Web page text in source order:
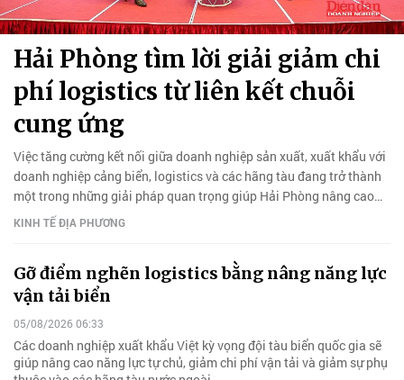
Hải Phòng tìm lời giải giảm chi
phí logistics từ liên kết chuỗi
cung ứng
Việc tăng cường kết nối giữa doanh nghiệp sản xuất, xuất khẩu với
doanh nghiệp cảng biển, logistics và các hãng tàu đang trở thành
một trong những giải pháp quan trọng giúp Hải Phòng nâng cao
năng lực cạnh tranh, tối ưu chi phí logistics.
KINH TẾ ĐỊA PHƯƠNG
Gỡ điểm nghẽn logistics bằng nâng năng lực
vận tải biển
05/08/2026 06:33
Các doanh nghiệp xuất khẩu Việt kỳ vọng đội tàu biển quốc gia sẽ
giúp nâng cao năng lực tự chủ, giảm chi phí vận tải và giảm sự phụ